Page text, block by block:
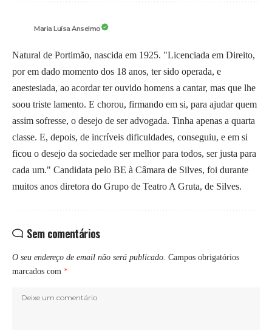
Maria Luísa Anselmo
Natural de Portimão, nascida em 1925. "Licenciada em Direito,
por em dado momento dos 18 anos, ter sido operada, e
anestesiada, ao acordar ter ouvido homens a cantar, mas que lhe
soou triste lamento. E chorou, firmando em si, para ajudar quem
assim sofresse, o desejo de ser advogada. Tinha apenas a quarta
classe. E, depois, de incríveis dificuldades, conseguiu, e em si
ficou o desejo da sociedade ser melhor para todos, ser justa para
cada um." Candidata pelo BE à Câmara de Silves, foi durante
muitos anos diretora do Grupo de Teatro A Gruta, de Silves.
Sem comentários
O seu endereço de email não será publicado. Campos obrigatórios
marcados com *